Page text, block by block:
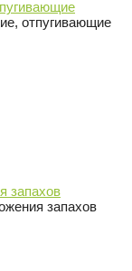
отпугивающие
запахов
запахов